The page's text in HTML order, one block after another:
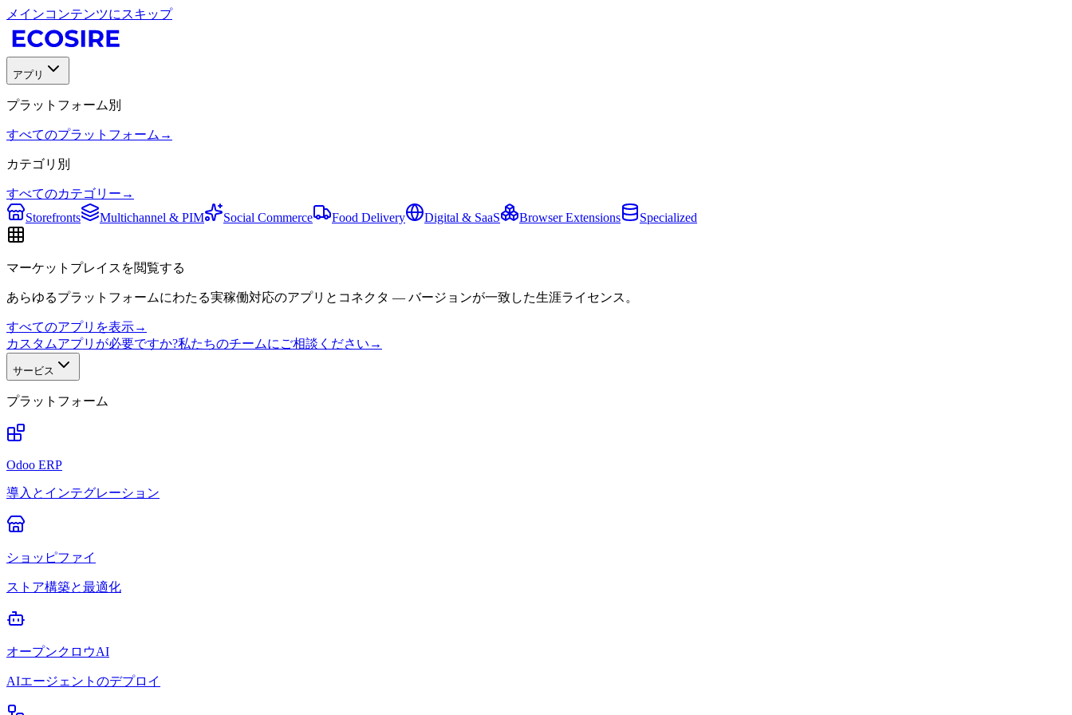
メインコンテンツにスキップ
アプリ
プラットフォーム別
すべてのプラットフォーム →
カテゴリ別
すべてのカテゴリー →
Storefronts
Multichannel & PIM Social Commerce Food Delivery Digital & SaaS Browser Extensions Specialized
マーケットプレイスを閲覧する
あらゆるプラットフォームにわたる実稼働対応のアプリとコネクタ — バージョンが一致した生涯ライセンス。
すべてのアプリを表示→
カスタムアプリが必要ですか?私たちのチームにご相談ください →
サービス
プラットフォーム
Odoo ERP
導入とインテグレーション
ショッピファイ
ストア構築と最適化
オープンクロウAI
AIエージェントのデプロイ